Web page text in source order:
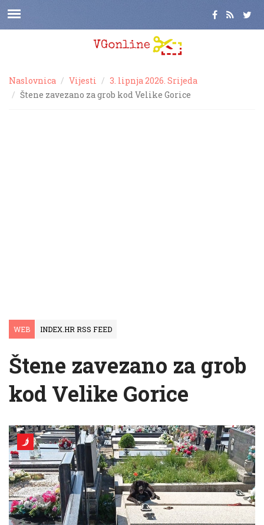
Naslovnica Vijesti
3. lipnja 2026. Srijeda
Štene zavezano za grob kod Velike Gorice
WEB INDEX.HR RSS FEED
Štene zavezano za grob
kod Velike Gorice